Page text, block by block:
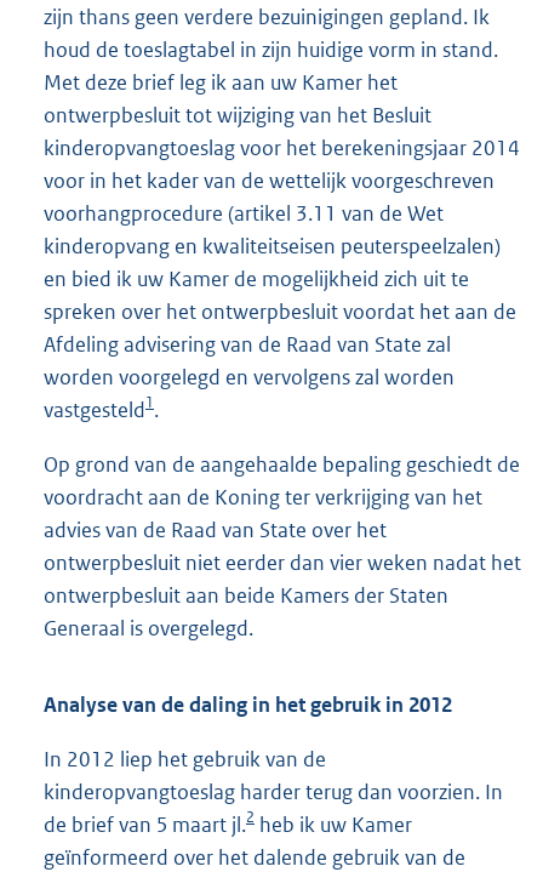
zijn thans geen verdere bezuinigingen gepland. Ik
houd de toeslagtabel in zijn huidige vorm in stand.
Met deze brief leg ik aan uw Kamer het
ontwerpbesluit tot wijziging van het Besluit
kinderopvangtoeslag voor het berekeningsjaar 2014
voor in het kader van de wettelijk voorgeschreven
voorhangprocedure (artikel 3.11 van de Wet
kinderopvang en kwaliteitseisen peuterspeelzalen)
en bied ik uw Kamer de mogelijkheid zich uit te
spreken over het ontwerpbesluit voordat het aan de
Afdeling advisering van de Raad van State zal
worden voorgelegd en vervolgens zal worden
vastgesteld1.
Op grond van de aangehaalde bepaling geschiedt de
voordracht aan de Koning ter verkrijging van het
advies van de Raad van State over het
ontwerpbesluit niet eerder dan vier weken nadat het
ontwerpbesluit aan beide Kamers der Staten
Generaal is overgelegd.
Analyse van de daling in het gebruik in 2012
In 2012 liep het gebruik van de
kinderopvangtoeslag harder terug dan voorzien. In
de brief van 5 maart jl.2 heb ik uw Kamer
geïnformeerd over het dalende gebruik van de